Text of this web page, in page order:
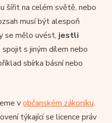
šířit na celém světě, nebo
musí být alespoň
se mělo uvést, jestli
spojit s jiným dílem nebo
sbírka básní nebo
vobčanském zákoníku.
týkající se licence práv